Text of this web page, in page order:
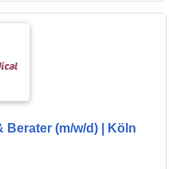
Berater (m/w/d) | Köln